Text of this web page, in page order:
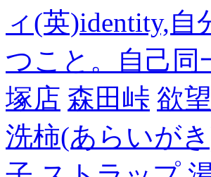
ィ(英)identity,
つこと。自己同
塚店 森田峠 欲
洗柿(あらいが